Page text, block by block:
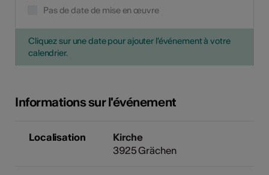
Pas de date de mise en œuvre
Cliquez sur une date pour ajouter l'événement à votre
calendrier.
Informations sur l'événement
Localisation
Kirche
3925 Grächen